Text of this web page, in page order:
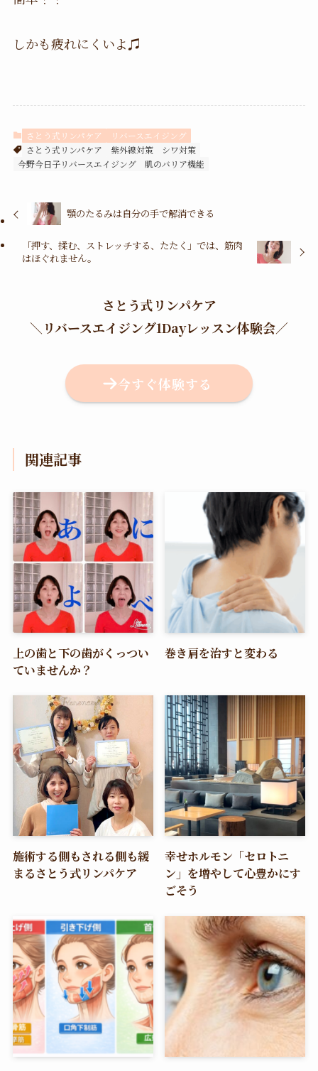
しかも疲れにくいよ♫
さとう式リンパケア
リバースエイジング
さとう式リンパケア
紫外線対策
シワ対策
今野今日子リバースエイジング
肌のバリア機能
顎のたるみは自分の手で解消できる
「押す、揉む、ストレッチする、たたく」では、筋肉
はほぐれません。
さとう式リンパケア
＼ リバースエイジング1Dayレッスン体験会／
今すぐ体験する
関連記事
上の歯と下の歯がくっつい
ていませんか？
巻き肩を治すと変わる
施術する側もされる側も緩
まるさとう式リンパケア
幸せホルモン「セロトニ
ン」を増やして心豊かにす
ごそう